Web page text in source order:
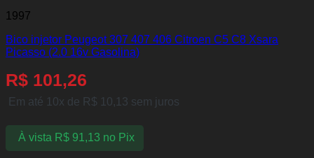
1997
Bico injetor Peugeot 307 407 406 Citroen C5 C8 Xsara
Picasso (2.0 16v Gasolina)
R$ 101,26
Em até 10x de R$ 10,13 sem juros
À vista R$91,13 no Pix